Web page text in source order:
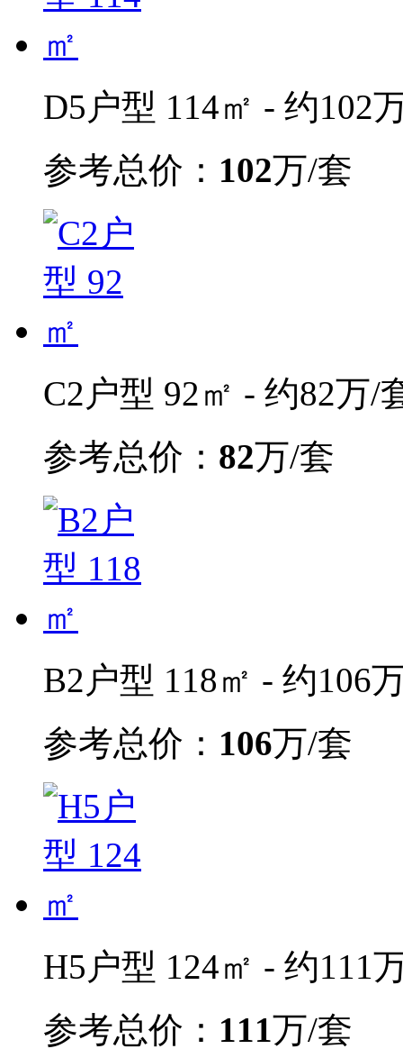
D5户型 114㎡ - 约102
参考总价： 102万/套
C2户型 92㎡ - 约82万/
参考总价： 82万/套
B2户型 118㎡ - 约106
参考总价： 106万/套
H5户型 124㎡ - 约111
参考总价： 111万/套